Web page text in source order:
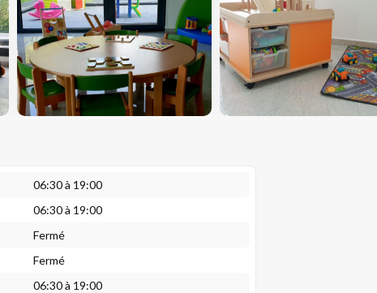
06:30 à 19:00
06:30 à 19:00
Fermé
Fermé
06:30 à 19:00